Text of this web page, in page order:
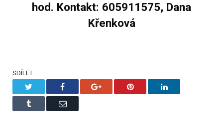
hod. Kontakt: 605911575, Dana
Křenková
SDÍLET.
Facebook Google+ Pinterest LinkedIn
Tumblr Email